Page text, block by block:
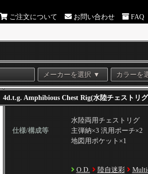
ご注文について お問い合わせ FAQ
4d.t.g. Amphibious Chest Rig(水陸チェストリ
仕様/構成等
水陸両用チェストリグ
主弾納×3 汎用ポーチ×2
地図用ポケット×1
O.D.
陸自迷彩